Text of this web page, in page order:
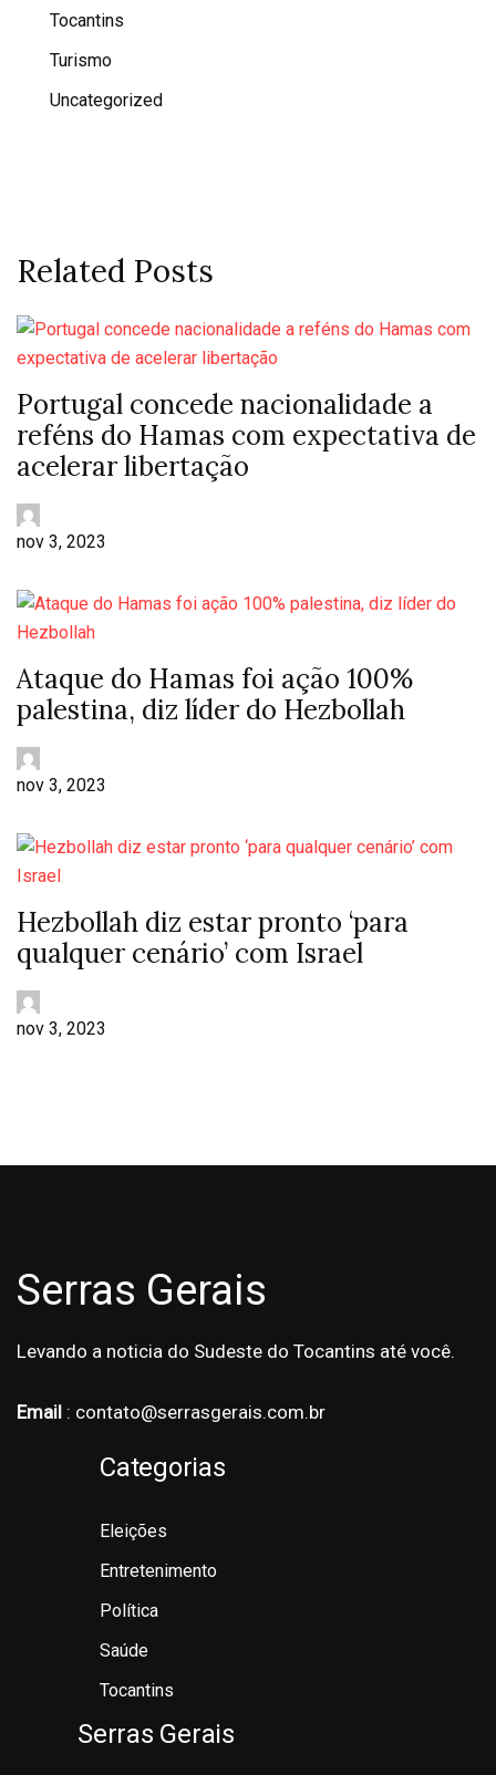
Tocantins
Turismo
Uncategorized
Related Posts
Portugal concede nacionalidade a
reféns do Hamas com expectativa de
acelerar libertação
nov 3, 2023
Ataque do Hamas foi ação 100%
palestina, diz líder do Hezbollah
nov 3, 2023
Hezbollah diz estar pronto ‘para
qualquer cenário’ com Israel
nov 3, 2023
Serras Gerais
Levando a noticia do Sudeste do Tocantins até você.
Email : contato@serrasgerais.com.br
Categorias
Eleições
Entretenimento
Política
Saúde
Tocantins
Serras Gerais